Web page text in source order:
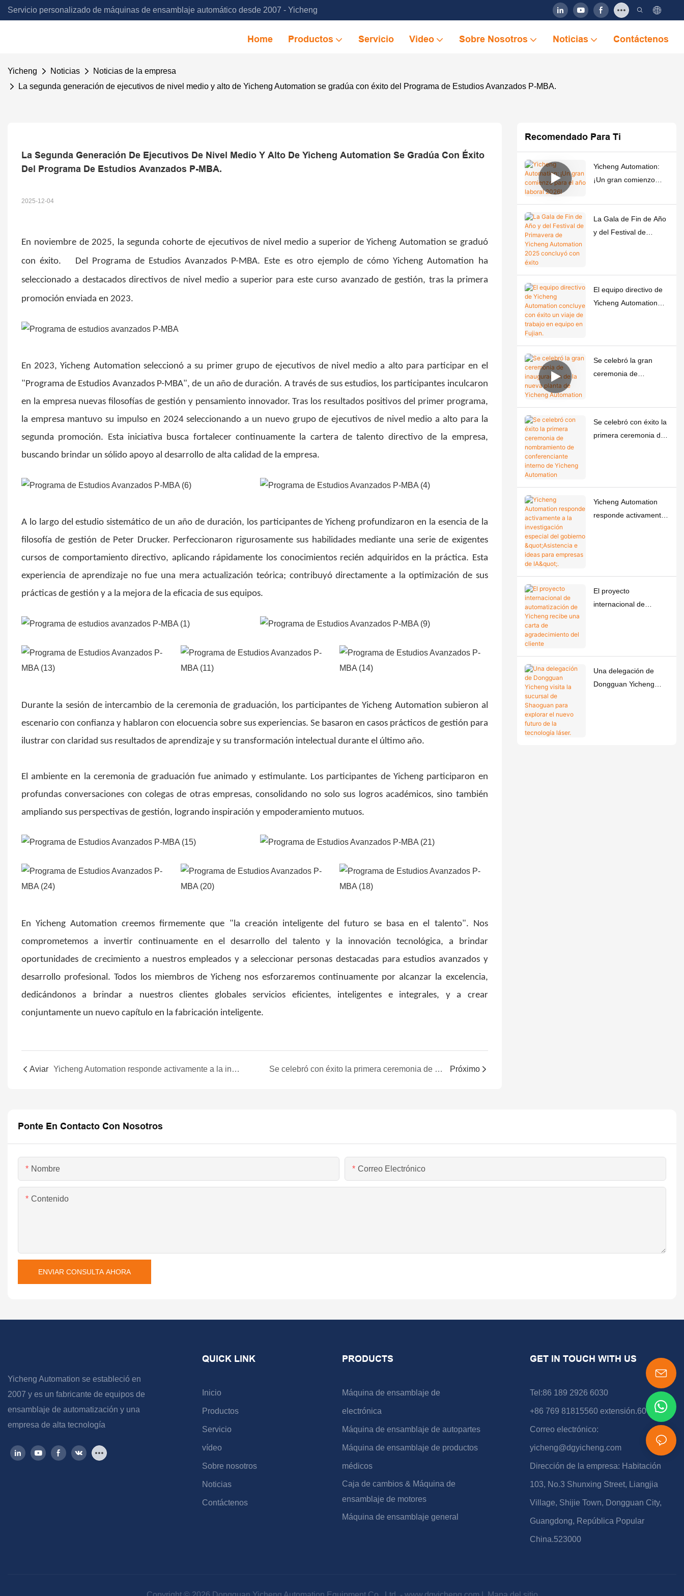
Servicio personalizado de máquinas de ensamblaje automático desde 2007 - Yicheng
Home Productos Servicio Video Sobre Nosotros Noticias Contáctenos
Yicheng Noticias
Noticias de la empresa
La segunda generación de ejecutivos de nivel medio y alto de Yicheng Automation se gradúa con éxito del Programa de Estudios Avanzados P-MBA.
La Segunda Generación De Ejecutivos De Nivel Medio Y Alto De Yicheng Automation Se Gradúa Con Éxito
Del Programa De Estudios Avanzados P-MBA.
2025-12-04
En noviembre de 2025, la segunda cohorte de ejecutivos de nivel medio a superior de Yicheng Automation se graduó
con éxito.
Del Programa de Estudios Avanzados P-MBA. Este es otro ejemplo de cómo Yicheng Automation ha
seleccionado a destacados directivos de nivel medio a superior para este curso avanzado de gestión, tras la primera
promoción enviada en 2023.
En 2023, Yicheng Automation seleccionó a su primer grupo de ejecutivos de nivel medio a alto para participar en el
"Programa de Estudios Avanzados P-MBA", de un año de duración. A través de sus estudios, los participantes inculcaron
en la empresa nuevas filosofías de gestión y pensamiento innovador. Tras los resultados positivos del primer programa,
la empresa mantuvo su impulso en 2024 seleccionando a un nuevo grupo de ejecutivos de nivel medio a alto para la
segunda promoción. Esta iniciativa busca fortalecer continuamente la cartera de talento directivo de la empresa,
buscando brindar un sólido apoyo al desarrollo de alta calidad de la empresa.
A lo largo del estudio sistemático de un año de duración, los participantes de Yicheng profundizaron en la esencia de la
filosofía de gestión de Peter Drucker. Perfeccionaron rigurosamente sus habilidades mediante una serie de exigentes
cursos de comportamiento directivo, aplicando rápidamente los conocimientos recién adquiridos en la práctica. Esta
experiencia de aprendizaje no fue una mera actualización teórica; contribuyó directamente a la optimización de sus
prácticas de gestión y a la mejora de la eficacia de sus equipos.
Durante la sesión de intercambio de la ceremonia de graduación, los participantes de Yicheng Automation subieron al
escenario con confianza y hablaron con elocuencia sobre sus experiencias. Se basaron en casos prácticos de gestión para
ilustrar con claridad sus resultados de aprendizaje y su transformación intelectual durante el último año.
El ambiente en la ceremonia de graduación fue animado y estimulante. Los participantes de Yicheng participaron en
profundas conversaciones con colegas de otras empresas, consolidando no solo sus logros académicos, sino también
ampliando sus perspectivas de gestión, logrando inspiración y empoderamiento mutuos.
En Yicheng Automation creemos firmemente que "la creación inteligente del futuro se basa en el talento". Nos
comprometemos a invertir continuamente en el desarrollo del talento y la innovación tecnológica, a brindar
oportunidades de crecimiento a nuestros empleados y a seleccionar personas destacadas para estudios avanzados y
desarrollo profesional. Todos los miembros de Yicheng nos esforzaremos continuamente por alcanzar la excelencia,
dedicándonos a brindar a nuestros clientes globales servicios eficientes, inteligentes e integrales, y a crear
conjuntamente un nuevo capítulo en la fabricación inteligente.
Aviar Yicheng Automation responde activamente a la investigación especial del gobierno &quot;Asistencia e ideas para empresas de IA&quot;. Se celebró con éxito la primera ceremonia de nombramiento de conferenciante interno de Yicheng Automation Próximo
Recomendado Para Ti
Yicheng Automation:
¡Un gran comienzo
2026!
La Gala de Fin de Año
y del Festival de
El equipo directivo de
Yicheng Automation
Se celebró la gran
ceremonia de
Se celebró con éxito la
primera ceremonia de
Yicheng Automation
responde activamente
El proyecto
internacional de
agradecimiento del
cliente
Una delegación de
Dongguan Yicheng
Ponte En Contacto Con Nosotros
Nombre Correo Electrónico
Contenido
ENVIAR CONSULTA AHORA
Yicheng Automation se estableció en
2007 y es un fabricante de equipos de
ensamblaje de automatización y una
empresa de alta tecnología
QUICK LINK
Inicio
Productos
Servicio
vídeo
Sobre nosotros
Noticias
Contáctenos
PRODUCTS
Máquina de ensamblaje de
electrónica
Máquina de ensamblaje de autopartes
Máquina de ensamblaje de productos
médicos
Caja de cambios & Máquina de
ensamblaje de motores
Máquina de ensamblaje general
GET IN TOUCH WITH US
Tel:86 189 2926 6030
+86 769 81815560 extensión.607
Correo electrónico:
yicheng@dgyicheng.com
Dirección de la empresa: Habitación
103, No.3 Shunxing Street, Liangjia
Village, Shijie Town, Dongguan City,
Guangdong, República Popular
China.523000